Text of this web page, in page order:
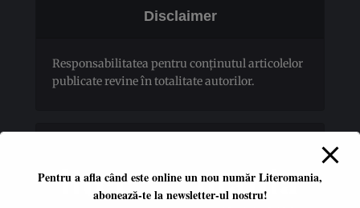
Disclaimer
Responsabilitatea pentru conţinutul articolelor
publicate revine în totalitate autorilor.
Pentru a afla când este online un nou număr Literomania,
abonează-te la newsletter-ul nostru!